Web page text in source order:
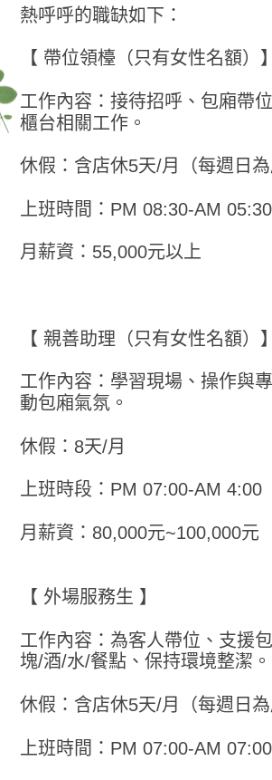
熱呼呼的職缺如下：
【 帶位領檯（只有女性名額）】
工作內容：接待招呼、包廂帶
櫃台相關工作。
休假：含店休5天/月（每週日為
上班時間：PM 08:30-AM 05:30
月薪資：55,000元以上
【 親善助理（只有女性名額）】
工作內容：學習現場、操作與
動包廂氣氛。
休假：8天/月
上班時段：PM 07:00-AM 4:00
月薪資：80,000元~100,000元
【 外場服務生 】
工作內容：為客人帶位、支援
塊/酒/水/餐點、保持環境整潔。
休假：含店休5天/月（每週日為
上班時間：PM 07:00-AM 07:00